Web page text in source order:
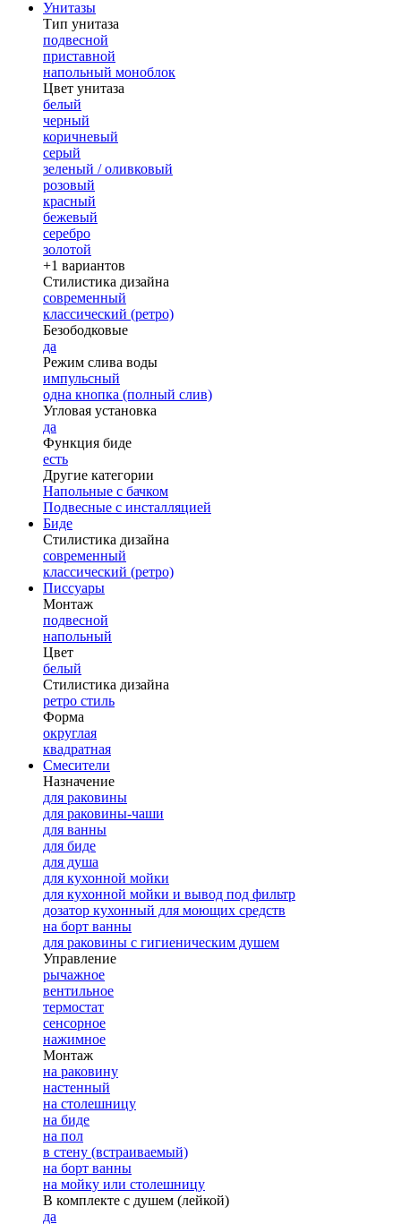
Унитазы
Тип унитаза
подвесной
приставной
напольный моноблок
Цвет унитаза
белый
черный
коричневый
серый
зеленый / оливковый
розовый
красный
бежевый
серебро
золотой
+1 вариантов
Стилистика дизайна
современный
классический (ретро)
Безободковые
да
Режим слива воды
импульсный
одна кнопка (полный слив)
Угловая установка
да
Функция биде
есть
Другие категории
Напольные с бачком
Подвесные с инсталляцией
Биде
Стилистика дизайна
современный
классический (ретро)
Писсуары
Монтаж
подвесной
напольный
Цвет
белый
Стилистика дизайна
ретро стиль
Форма
округлая
квадратная
Смесители
Назначение
для раковины
для раковины-чаши
для ванны
для биде
для душа
для кухонной мойки
для кухонной мойки и вывод под фильтр
дозатор кухонный для моющих средств
на борт ванны
для раковины с гигиеническим душем
Управление
рычажное
вентильное
термостат
сенсорное
нажимное
Монтаж
на раковину
настенный
на столешницу
на биде
на пол
в стену (встраиваемый)
на борт ванны
на мойку или столешницу
В комплекте с душем (лейкой)
да